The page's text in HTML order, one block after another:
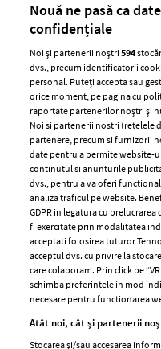
ELLE Style Awards
2024
Despre ELLE
Romania
Contact
Abonamente
GSP
Nouă ne pasă ca
confidențiale
Noi și partenerii noștri594
dvs., precum identificatorii
personal. Puteți accepta sau
orice moment, pe pagina cu
raportate partenerilor noștri și
Noi si partenerii nostri (retelele
partenere, precum si furnizorii
date pentru a permite website-
continutul si anunturile
dvs., pentru a va oferi
analiza traficul pe website.
GDPR in legatura cu
fi exercitate prin modalitatea
acceptati folosirea tuturor
acceptul dvs. cu privire la
care colaboram. Prin click pe
schimba preferintele in mod
necesare pentru functionarea
Atât noi, cât și partenerii
Stocarea și/sau accesarea